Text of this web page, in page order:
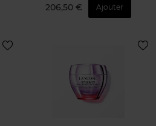
206,50 € Ajouter